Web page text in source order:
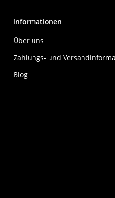
Informationen
Über uns
Zahlungs- und
Blog